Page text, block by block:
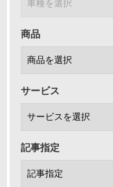
商品
サービス
記事指定